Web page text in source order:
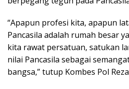
“Apapun profesi kita, apapun
Pancasila adalah rumah besar
kita rawat persatuan, satukan
nilai Pancasila sebagai
bangsa,” tutup Kombes Pol